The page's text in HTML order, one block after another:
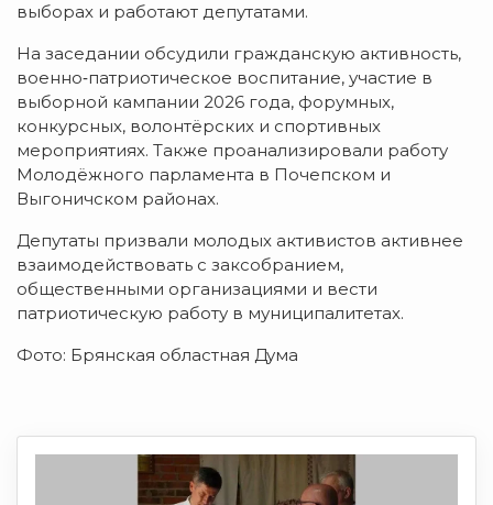
выборах и работают депутатами.
На заседании обсудили гражданскую активность,
военно‑патриотическое воспитание, участие в
выборной кампании 2026 года, форумных,
конкурсных, волонтёрских и спортивных
мероприятиях. Также проанализировали работу
Молодёжного парламента в Почепском и
Выгоничском районах.
Депутаты призвали молодых активистов активнее
взаимодействовать с заксобранием,
общественными организациями и вести
патриотическую работу в муниципалитетах.
Фото: Брянская областная Дума